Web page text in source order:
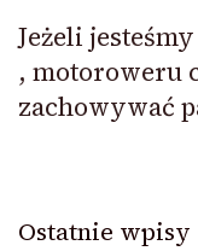
Jeżeli
, motoroweru
zachowywać
Ostatnie wpisy